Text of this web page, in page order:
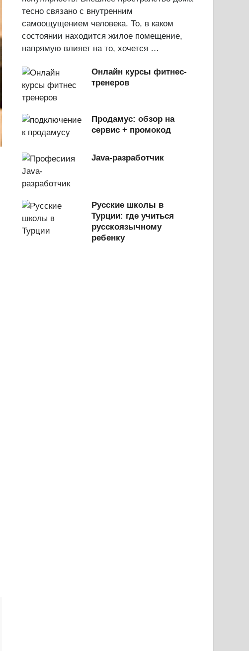
тесно связано с внутренним
самоощущением человека. То, в каком
состоянии находится жилое помещение,
напрямую влияет на то, хочется …
Онлайн курсы фитнес-
тренеров
Продамус: обзор на
сервис + промокод
Java-разработчик
Русские школы в
Турции: где учиться
русскоязычному
ребенку